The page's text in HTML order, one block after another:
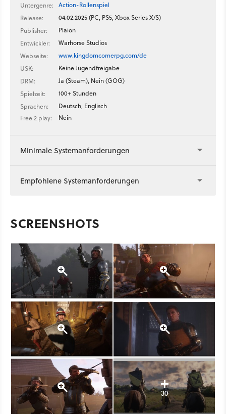
Untergenre:
Action-Rollenspiel
Release:
04.02.2025 (PC, PS5, Xbox Series X/S)
Publisher:
Plaion
Entwickler:
Warhorse Studios
Webseite:
www.kingdomcomerpg.com/de
USK:
Keine Jugendfreigabe
DRM:
Ja (Steam), Nein (GOG)
Spielzeit:
100+ Stunden
Sprachen:
Deutsch, Englisch
Free 2 play:
Nein
Minimale Systemanforderungen
Empfohlene Systemanforderungen
SCREENSHOTS
30